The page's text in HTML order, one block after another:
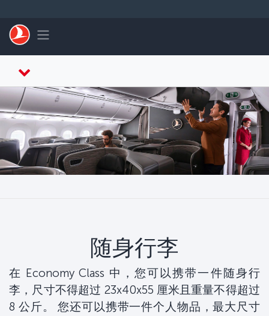
Toggle navigation
随身行李
在 Economy Class 中，您可以携带一件随身行
李，尺寸不得超过 23x40x55 厘米且重量不得超过
8 公斤。 您还可以携带一件个人物品，最大尺寸